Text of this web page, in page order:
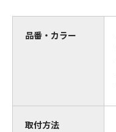
品番・カラー
取付方法